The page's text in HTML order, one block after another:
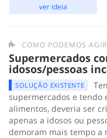
ver ideia
COMO PODEMOS AGIR LOCALMENTE PARA
Supermercados
idosos/pessoas
SOLUÇÃO EXISTENTE
supermercados e tendo
alimentos, deveria ser
apenas a idosos ou
demoram mais tempo a